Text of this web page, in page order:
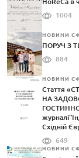
HoReCa в
1004
НОВИНИ
ПОРУЧ З
884
НОВИНИ
Стаття
НА
Східній
649
НОВИНИ